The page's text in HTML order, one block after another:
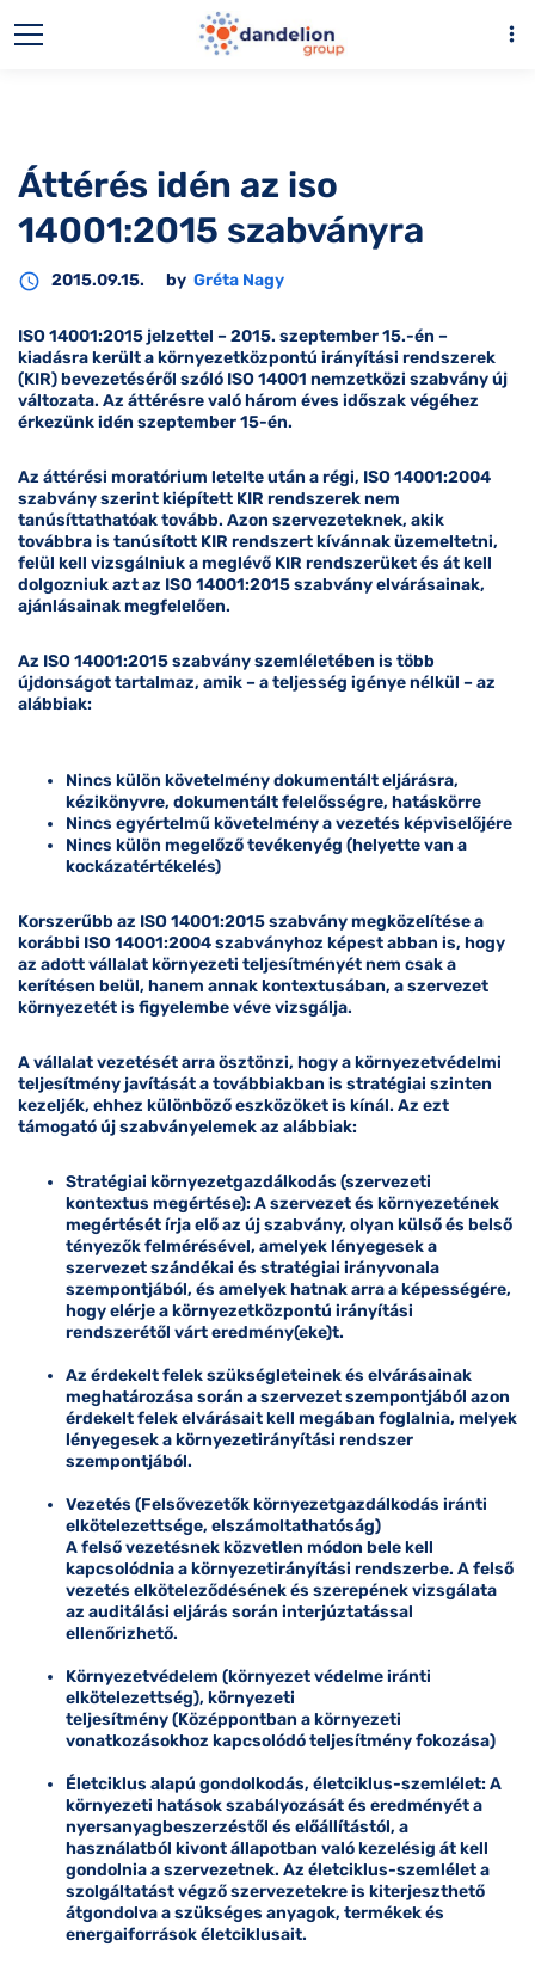
more_vert
Áttérés idén az iso
14001:2015 szabványra
access_time 2015.09.15. by Gréta Nagy
ISO 14001:2015 jelzettel – 2015. szeptember 15.-én –
kiadásra került a környezetközpontú irányítási rendszerek
(KIR) bevezetéséről szóló ISO 14001 nemzetközi szabvány új
változata. Az áttérésre való három éves időszak végéhez
érkezünk idén szeptember 15-én.
Az áttérési moratórium letelte után a régi, ISO 14001:2004
szabvány szerint kiépített KIR rendszerek nem
tanúsíttathatóak tovább. Azon szervezeteknek, akik
továbbra is tanúsított KIR rendszert kívánnak üzemeltetni,
felül kell vizsgálniuk a meglévő KIR rendszerüket és át kell
dolgozniuk azt az ISO 14001:2015 szabvány elvárásainak,
ajánlásainak megfelelően.
Az ISO 14001:2015 szabvány szemléletében is több
újdonságot tartalmaz, amik – a teljesség igénye nélkül – az
alábbiak:
Nincs külön követelmény dokumentált eljárásra,
kézikönyvre, dokumentált felelősségre, hatáskörre
Nincs egyértelmű követelmény a vezetés képviselőjére
Nincs külön megelőző tevékenyég (helyette van a
kockázatértékelés)
Korszerűbb az ISO 14001:2015 szabvány megközelítése a
korábbi ISO 14001:2004 szabványhoz képest abban is, hogy
az adott vállalat környezeti teljesítményét nem csak a
kerítésen belül, hanem annak kontextusában, a szervezet
környezetét is figyelembe véve vizsgálja.
A vállalat vezetését arra ösztönzi, hogy a környezetvédelmi
teljesítmény javítását a továbbiakban is stratégiai szinten
kezeljék, ehhez különböző eszközöket is kínál. Az ezt
támogató új szabványelemek az alábbiak:
Stratégiai környezetgazdálkodás (szervezeti
kontextus megértése):Aszervezet és környezetének
megértésétírja elő az új szabvány, olyan külső és belső
tényezők felmérésével, amelyek lényegesek a
szervezet szándékai és stratégiai irányvonala
szempontjából, és amelyek hatnak arra a képességére,
hogy elérje a környezetközpontú irányítási
rendszerétől várt eredmény(eke)t.
Az érdekelt felek szükségleteinek és elvárásainak
meghatározása során a szervezet szempontjából azon
érdekelt felek elvárásait kell megában foglalnia, melyek
lényegesek a környezetirányítási rendszer
szempontjából.
Vezetés (Felsővezetők környezetgazdálkodás iránti
elkötelezettsége, elszámoltathatóság)
A felső vezetésnek közvetlen módon bele kell
kapcsolódnia a környezetirányítási rendszerbe. A felső
vezetés elköteleződésének és szerepének vizsgálata
az auditálási eljárás során interjúztatással
ellenőrizhető.
Környezetvédelem (környezet védelme iránti
elkötelezettség), környezeti
teljesítmény(Középpontban a környezeti
vonatkozásokhoz kapcsolódó teljesítmény fokozása)
Életciklus alapú gondolkodás, életciklus-szemlélet:A
környezeti hatások szabályozását és eredményét a
nyersanyagbeszerzéstől és előállítástól, a
használatból kivont állapotban való kezelésig át kell
gondolnia a szervezetnek. Az életciklus-szemlélet a
szolgáltatást végző szervezetekre is kiterjeszthető
átgondolva a szükséges anyagok, termékek és
energaiforrások életciklusait.